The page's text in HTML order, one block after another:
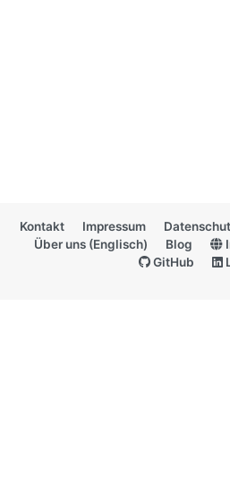
Kontakt Impressum
Über uns (Englisch)
Blog
GitHub